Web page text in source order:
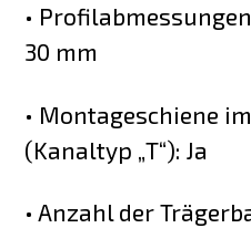
•
30 mm
• Montageschiene
(Kanaltyp „T“): Ja
• Anzahl der